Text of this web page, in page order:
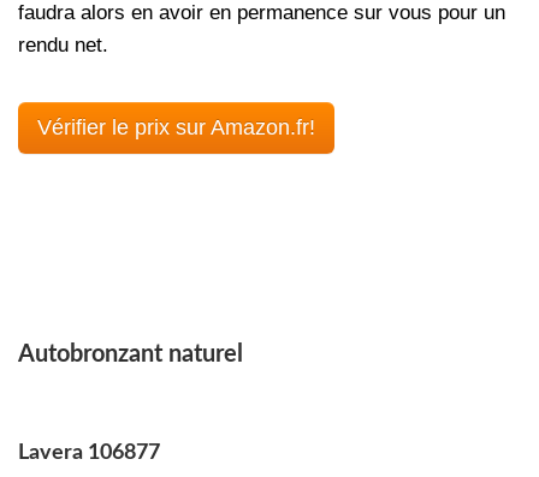
faudra alors en avoir en permanence sur vous pour un
rendu net.
Vérifier le prix sur Amazon.fr!
Autobronzant naturel
Lavera 106877